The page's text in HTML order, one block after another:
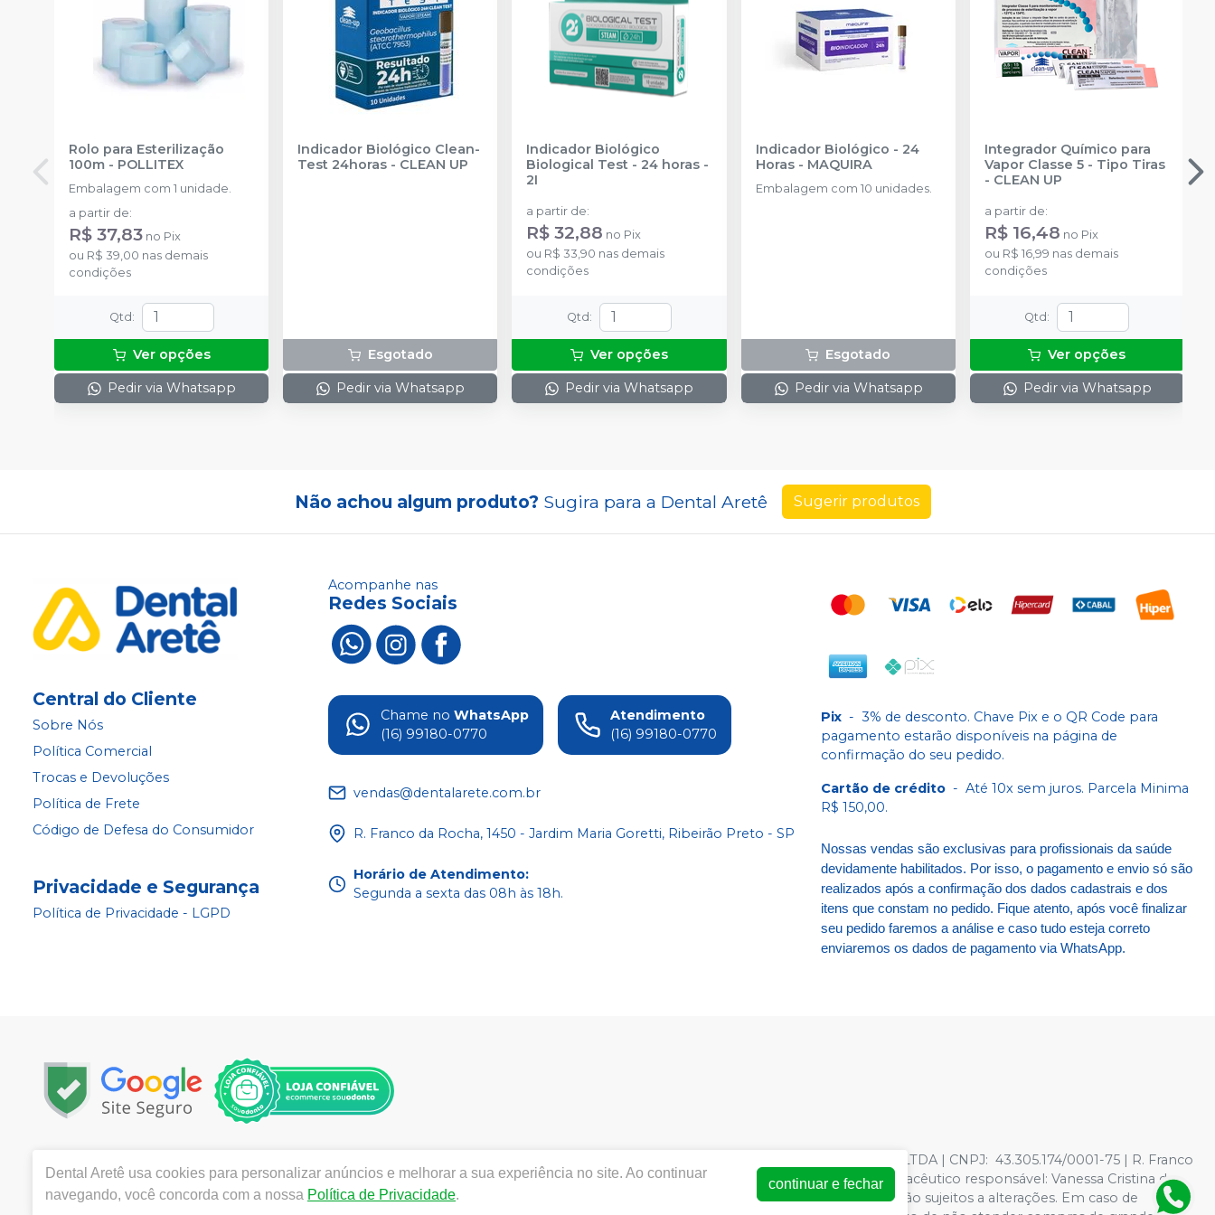
Rolo para Esterilização
100m - POLLITEX
Embalagem com 1 unidade.
a partir de:
R$ 37,83 no Pix
ou R$ 39,00 nas demais
condições
Qtd :
Ver opções
Pedir via Whatsapp
Indicador Biológico Clean-
Test 24horas - CLEAN UP
Esgotado
Pedir via Whatsapp
Indicador Biológico
Biological Test - 24 horas -
2I
a partir de:
R$ 32,88 no Pix
ou R$ 33,90 nas demais
condições
Qtd :
Ver opções
Pedir via Whatsapp
Indicador Biológico - 24
Horas- MAQUIRA
Embalagem com 10 unidades.
Esgotado
Pedir via Whatsapp
Integrador Químico para
Vapor Classe 5 - Tipo Tiras
- CLEAN UP
a partir de:
R$ 16,48 no Pix
ou R$ 16,99 nas demais
condições
Qtd :
Ver opções
Pedir via Whatsapp
Não achou algum produto? Sugira para a Dental Aretê Sugerir produtos
Central do Cliente
Sobre Nós
Política Comercial
Trocas e Devoluções
Política de Frete
Código de Defesa do Consumidor
Privacidade e Segurança
Política de Privacidade - LGPD
Acompanhe nas
Redes Sociais
Chame no WhatsApp
(16) 99180-0770
Atendimento
(16) 99180-0770
vendas@dentalarete.com.br
R. Franco da Rocha, 1450 - Jardim Maria Goretti, Ribeirão Preto - SP
Horário de Atendimento:
Segunda a sexta das 08h às 18h.
Pix - 3% de desconto. Chave Pix e o QR Code para
pagamento estarão disponíveis na página de
confirmação do seu pedido.
Cartão de crédito - Até 10x sem juros. Parcela Minima
R$ 150,00.
Nossas vendas são exclusivas para profissionais da saúde
devidamente habilitados. Por isso, o pagamento e envio só são
realizados após a confirmação dos dados cadastrais e dos
itens que constam no pedido. Fique atento, após você finalizar
seu pedido faremos a análise e caso tudo esteja correto
enviaremos os dados de pagamento via WhatsApp.
Copyright © 2025 | Todos os direitos reservados | www.dentalarete.com.br | ARETE COMERCIO DE PRODUTOS ODONTOLOGICOS LTDA | CNPJ: 43.305.174/0001-75 | R. Franco
da Rocha, 1450 - Jardim Maria Goretti, Ribeirão Preto - SP | Autorizações de Funcionamento ANVISA - Medicamentos:1278597 - Farmacêutico responsável: Vanessa Cristina de
Souza CRF/SP nº 52627 | Política de Privacidade e Segurança - Fotos meramente ilustrativas - Os preços e condições da loja virtual estão sujeitos a alterações. Em caso de
Dental Aretê usa cookies para personalizar anúncios e melhorar a sua experiência no site. Ao continuar
navegando, você concorda com a nossa Política de Privacidade.
continuar e fechar